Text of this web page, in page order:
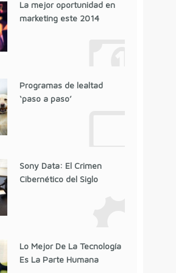
La mejor oportunidad en
marketing este 2014
Programas de lealtad
‘paso a paso’
Sony Data: El Crimen
Cibernético del Siglo
Lo Mejor De La Tecnología
Es La Parte Humana